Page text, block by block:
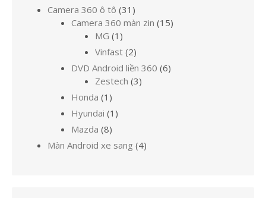
phẩm
Camera 360 ô tô 31 31
sản
Camera 360 màn zin 1515
MG 1 1
sản
phẩm
Vinfast 22
sản
phẩm
DVD Android liền 360 66
Zestech 33
Honda 1 1
sản
phẩm
Hyundai 1 1
Mazda 88
sản
phẩm
Màn Android xe sang 44